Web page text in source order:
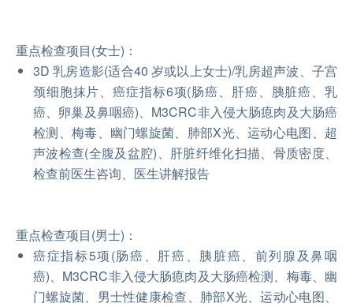
重点检查项目(女士)：
3D 乳房造影(适合40 岁或以上女士)/乳房超声波、子宫
颈细胞抹片、癌症指标6项(肠癌、肝癌、胰脏癌、乳
癌、卵巢及鼻咽癌)、M3CRC非入侵大肠瘜肉及大肠癌
检测、梅毒、幽门螺旋菌、肺部X光、运动心电图、超
声波检查(全腹及盆腔)、肝脏纤维化扫描、骨质密度、
检查前医生咨询、医生讲解报告
重点检查项目(男士)：
癌症指标5项(肠癌、肝癌、胰脏癌、前列腺及鼻咽
癌)、M3CRC非入侵大肠瘜肉及大肠癌检测、梅毒、幽
门螺旋菌、男士性健康检查、肺部X光、运动心电图、